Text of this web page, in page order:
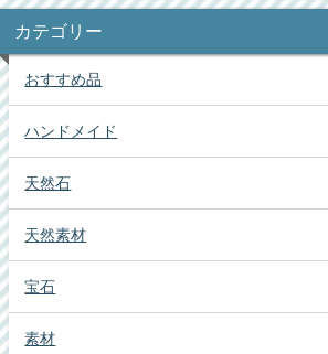
カテゴリー
おすすめ品
ハンドメイド
天然石
天然素材
宝石
素材